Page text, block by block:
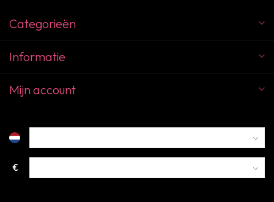
Categorieën
Informatie
Mijn account
€